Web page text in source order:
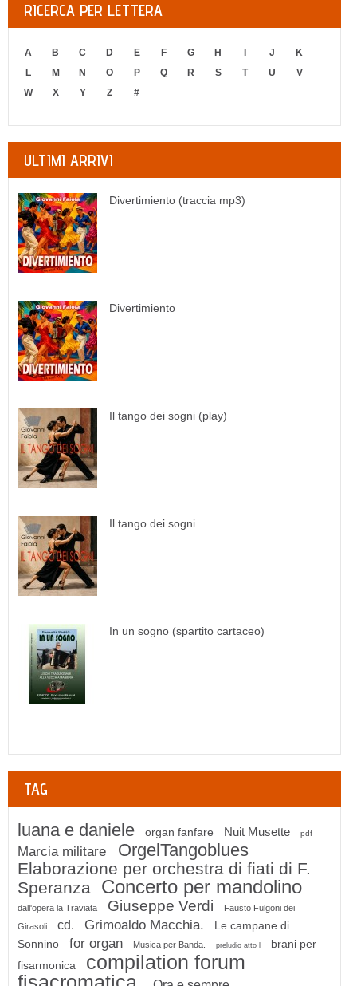
RICERCA PER LETTERA
A B C D E F G H J
K
L
M N O P Q R S T U
V
W
X Y Z #
ULTIMI ARRIVI
Divertimiento (traccia mp3)
Divertimiento
Il tango dei sogni (play)
Il tango dei sogni
In un sogno (spartito cartaceo)
TAG
luana e daniele organ fanfare Nuit Musette pdf
Marcia militare OrgelTangoblues
Elaborazione per orchestra di fiati di F.
Speranza
Concerto per mandolino
dall'opera la Traviata Giuseppe Verdi
Fausto Fulgoni dei
Girasoli
cd. Grimoaldo Macchia.
Le campane di
Sonnino
for organ Musica per Banda. preludio atto l
brani per
fisarmonica
compilation forum